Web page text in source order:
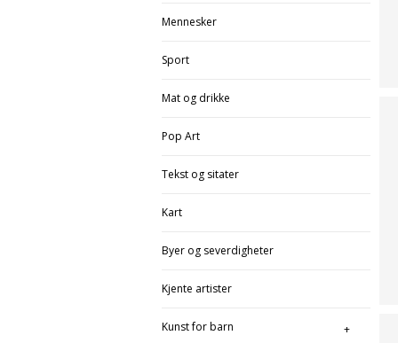
Mennesker
Sport
Mat og drikke
Pop Art
Tekst og sitater
Kart
Byer og severdigheter
Kjente artister
Kunst for barn